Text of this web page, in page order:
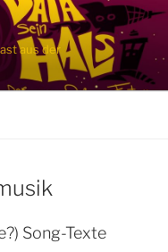
aus der
Song-Texte